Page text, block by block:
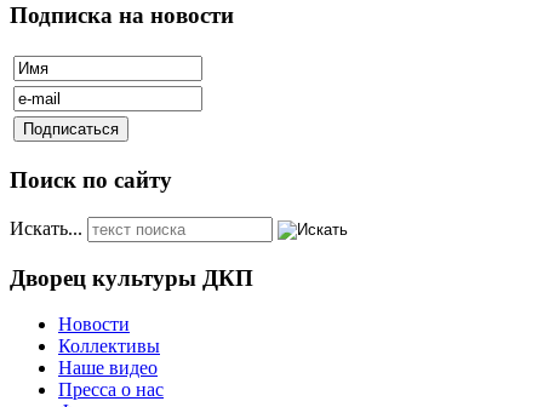
Подписка на новости
Поиск по сайту
Искать...
Дворец культуры ДКП
Новости
Коллективы
Наше видео
Пресса о нас